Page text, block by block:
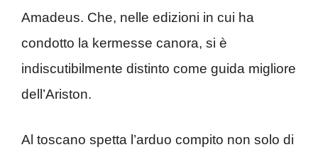
Amadeus. Che, nelle edizioni in cui ha
condotto la kermesse canora, si è
indiscutibilmente distinto come guida migliore
dell’Ariston.
Al toscano spetta l’arduo compito non solo di